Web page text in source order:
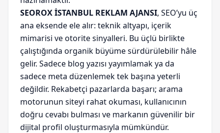
SEOROX İSTANBUL REKLAM AJANSI, SEO’yu üç
ana eksende ele alır: teknik altyapı, içerik
mimarisi ve otorite sinyalleri. Bu üçlü birlikte
çalıştığında organik büyüme sürdürülebilir hâle
gelir. Sadece blog yazısı yayımlamak ya da
sadece meta düzenlemek tek başına yeterli
değildir. Rekabetçi pazarlarda başarı; arama
motorunun siteyi rahat okuması, kullanıcının
doğru cevabı bulması ve markanın güvenilir bir
dijital profil oluşturmasıyla mümkündür.